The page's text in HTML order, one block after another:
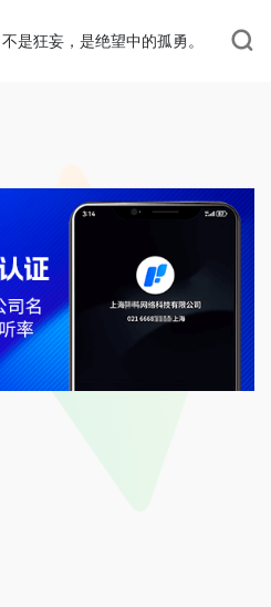
是狂妄，是绝望中的孤勇。